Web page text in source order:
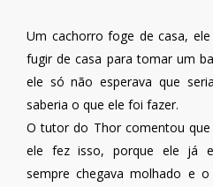
Um cachorro foge de casa,
fugir de casa para tomar um
ele só não esperava que
saberia o que ele foi fazer.
O tutor do Thor comentou
ele fez isso, porque ele já
sempre chegava molhado e